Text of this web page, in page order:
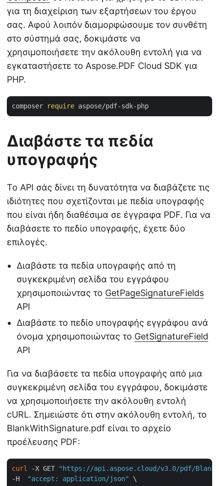
για τη διαχείριση των εξαρτήσεων του έργου
σας. Αφού λοιπόν διαμορφώσουμε τον συνθέτη
στο σύστημά σας, δοκιμάστε να
χρησιμοποιήσετε την ακόλουθη εντολή για να
εγκαταστήσετε το Aspose.PDF Cloud SDK για
PHP.
composer require
Διαβάστε τα πεδία
υπογραφής
Το API σάς δίνει τη δυνατότητα να διαβάζετε τις
ιδιότητες που σχετίζονται με πεδία υπογραφής
που είναι ήδη διαθέσιμα σε έγγραφα PDF. Για να
διαβάσετε το πεδίο υπογραφής, έχετε δύο
επιλογές.
Διαβάστε τα πεδία υπογραφής από τη
συγκεκριμένη σελίδα του εγγράφου
χρησιμοποιώντας το GetPageSignatureFields
API
Διαβάστε το πεδίο υπογραφής εγγράφου ανά
όνομα χρησιμοποιώντας το GetSignatureField
API
Για να διαβάσετε τα πεδία υπογραφής από μια
συγκεκριμένη σελίδα του εγγράφου, δοκιμάστε
να χρησιμοποιήσετε την ακόλουθη εντολή
cURL. Σημειώστε ότι στην ακόλουθη εντολή, το
BlankWithSignature.pdf είναι το αρχείο
προέλευσης PDF:
curl -X GET
"https://api.aspose.cloud/v3.0/pdf/
-H
"accept: application/json"
\